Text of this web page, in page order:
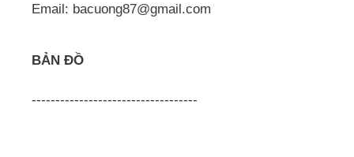
Email: bacuong87@gmail.com
BẢN ĐỒ
-----------------------------------